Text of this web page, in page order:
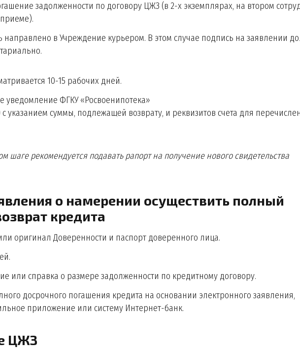
задолженности по договору ЦЖЗ (в 2-х экземплярах, на втором
направлено в Учреждение курьером. В этом случае подпись на заявлении
10-15 рабочих дней.
уведомление ФГКУ «Росвоенипотека»
указанием суммы, подлежащей возврату, и реквизитов счета для
шаге рекомендуется подавать рапорт на получение нового свидетельства
о намерении осуществить полный
кредита
оригинал Доверенности и паспорт доверенного лица.
или справка о размере задолженности по кредитному договору.
досрочного погашения кредита на основании электронного заявления,
приложение или систему Интернет-банк.
ЦЖЗ